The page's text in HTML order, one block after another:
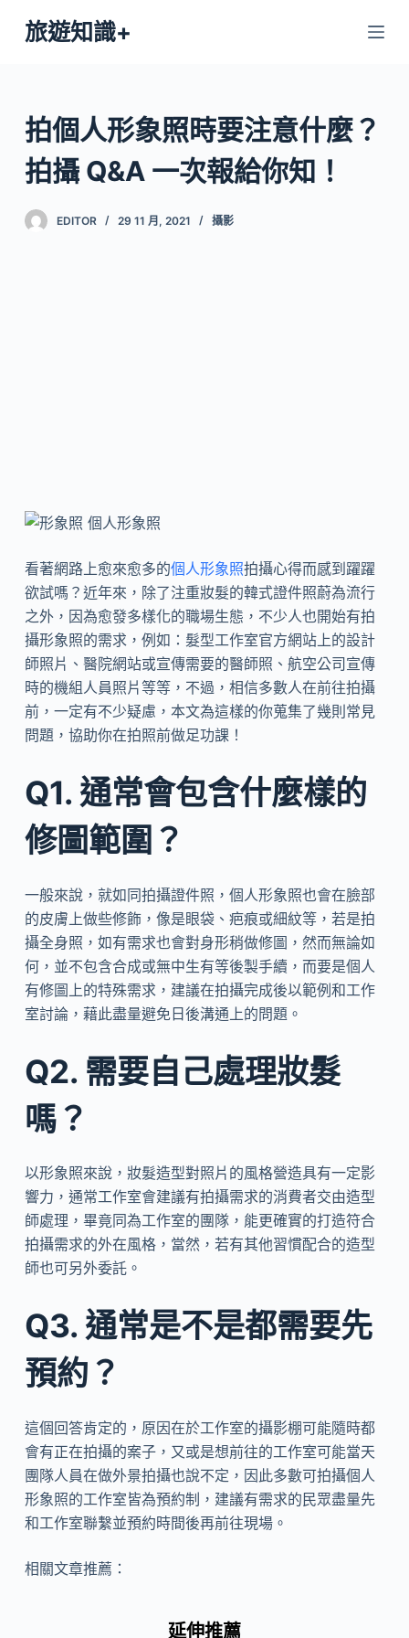
跳
至
內
容
旅遊知識+
拍個人形象照時要注意什麼？
拍攝 Q&A 一次報給你知！
EDITOR 29 11 月, 2021 攝影
看著網路上愈來愈多的個人形象照拍攝心得而感到躍躍
欲試嗎？近年來，除了注重妝髮的韓式證件照蔚為流行
之外，因為愈發多樣化的職場生態，不少人也開始有拍
攝形象照的需求，例如：髮型工作室官方網站上的設計
師照片、醫院網站或宣傳需要的醫師照、航空公司宣傳
時的機組人員照片等等，不過，相信多數人在前往拍攝
前，一定有不少疑慮，本文為這樣的你蒐集了幾則常見
問題，協助你在拍照前做足功課！
Q1. 通常會包含什麼樣的
修圖範圍？
一般來說，就如同拍攝證件照，個人形象照也會在臉部
的皮膚上做些修飾，像是眼袋、疤痕或細紋等，若是拍
攝全身照，如有需求也會對身形稍做修圖，然而無論如
何，並不包含合成或無中生有等後製手續，而要是個人
有修圖上的特殊需求，建議在拍攝完成後以範例和工作
室討論，藉此盡量避免日後溝通上的問題。
Q2. 需要自己處理妝髮
嗎？
以形象照來說，妝髮造型對照片的風格營造具有一定影
響力，通常工作室會建議有拍攝需求的消費者交由造型
師處理，畢竟同為工作室的團隊，能更確實的打造符合
拍攝需求的外在風格，當然，若有其他習慣配合的造型
師也可另外委託。
Q3. 通常是不是都需要先
預約？
這個回答肯定的，原因在於工作室的攝影棚可能隨時都
會有正在拍攝的案子，又或是想前往的工作室可能當天
團隊人員在做外景拍攝也說不定，因此多數可拍攝個人
形象照的工作室皆為預約制，建議有需求的民眾盡量先
和工作室聯繫並預約時間後再前往現場。
相關文章推薦：
延伸推薦